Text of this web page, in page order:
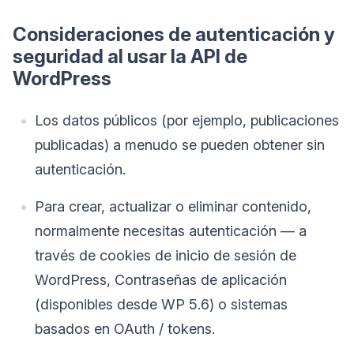
Consideraciones de autenticación y
seguridad al usar la API de
WordPress
Los datos públicos (por ejemplo, publicaciones
publicadas) a menudo se pueden obtener sin
autenticación.
Para crear, actualizar o eliminar contenido,
normalmente necesitas autenticación — a
través de cookies de inicio de sesión de
WordPress, Contraseñas de aplicación
(disponibles desde WP 5.6) o sistemas
basados en OAuth / tokens.